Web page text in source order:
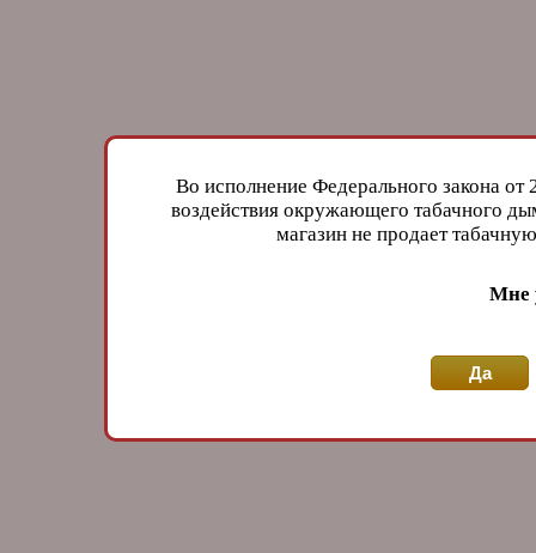
Во исполнение Федерального закона
воздействия окружающего табачного
магазин не продает
Мне
Да